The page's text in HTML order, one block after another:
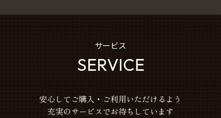
サービス
SERVICE
安心してご購入・ご利用いただけるよう
充実のサービスでお待ちしています